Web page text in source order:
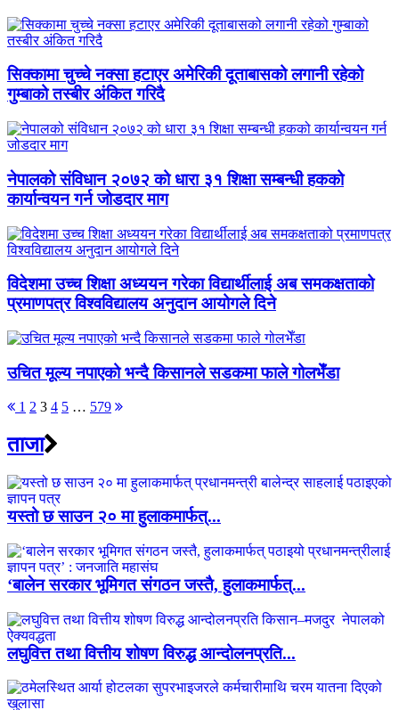
सिक्कामा चुच्चे नक्सा हटाएर अमेरिकी दूताबासको लगानी रहेको
गुम्बाको तस्बीर अंकित गरिदै
नेपालको संविधान २०७२ को धारा ३१ शिक्षा सम्बन्धी हकको
कार्यान्वयन गर्न जोडदार माग
विदेशमा उच्च शिक्षा अध्ययन गरेका विद्यार्थीलाई अब समकक्षताको
प्रमाणपत्र विश्वविद्यालय अनुदान आयोगले दिने
उचित मूल्य नपाएको भन्दै किसानले सडकमा फाले गोलभेँडा
Posts
pagination
1 2 3 4 5 … 579
ताजा
यस्तो छ साउन २० मा हुलाकमार्फत्...
‘बालेन सरकार भूमिगत संगठन जस्तै, हुलाकमार्फत्...
लघुवित्त तथा वित्तीय शोषण विरुद्ध आन्दोलनप्रति...